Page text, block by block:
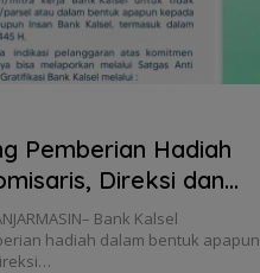
Pemberian Hadiah
Direksi dan
Bank Kalsel
hadiah dalam bentuk apapun